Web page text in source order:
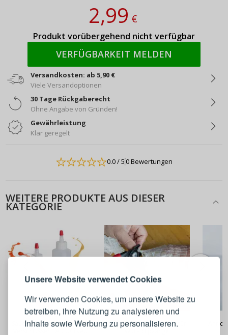
Unsere Website verwendet Cookies
Wir verwenden Cookies, um unsere Website zu
betreiben, ihre Nutzung zu analysieren und
Inhalte sowie Werbung zu personalisieren.
2,99€
Produkt vorübergehend nicht verfügbar
VERFÜGBARKEIT MELDEN
Versandkosten: ab 5,90 €
Viele Versandoptionen
30 Tage Rückgaberecht
Ohne Angabe von Gründen!
Gewährleistung
Klar geregelt
0.0/ 50 Bewertungen
WEITERE PRODUKTE AUS DIESER
KATEGORIE
3,49 €
Saucendosierflaschen mit
3,49 €
BROWIN 60 Stück - Clips für
ANMELDEN REGISTRIEREN
Melden Sie sich bei Ihrem
E-Mail-Adresse